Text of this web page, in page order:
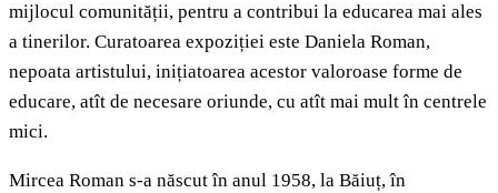
mijlocul comunității, pentru a contribui la educarea mai ales
a tinerilor. Curatoarea expoziției este Daniela Roman,
nepoata artistului, inițiatoarea acestor valoroase forme de
educare, atît de necesare oriunde, cu atît mai mult în centrele
mici.
Mircea Roman s-a născut în anul 1958, la Băiuț, în